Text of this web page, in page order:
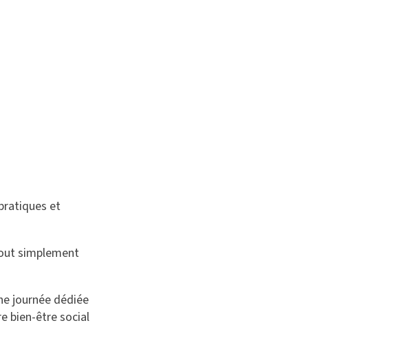
et
simplement
journée dédiée
bien-être social